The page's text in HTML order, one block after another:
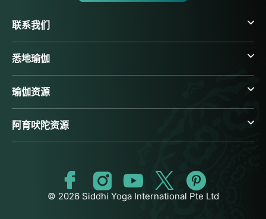
联系我们
悉地瑜伽
瑜伽资源
阿育吠陀资源
© 2026 Siddhi Yoga International Pte Ltd